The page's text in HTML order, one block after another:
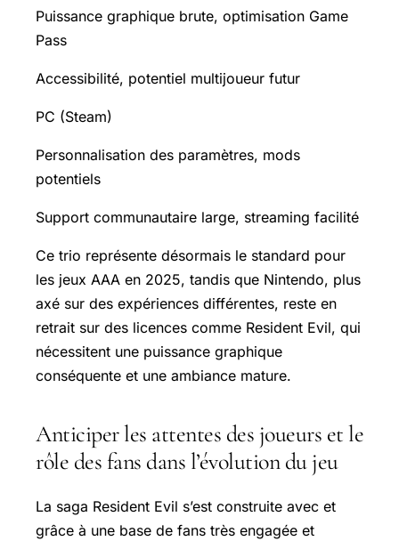
Puissance graphique brute, optimisation Game
Pass
Accessibilité, potentiel multijoueur futur
PC (Steam)
Personnalisation des paramètres, mods
potentiels
Support communautaire large, streaming facilité
Ce trio représente désormais le standard pour
les jeux AAA en 2025, tandis que Nintendo, plus
axé sur des expériences différentes, reste en
retrait sur des licences comme Resident Evil, qui
nécessitent une puissance graphique
conséquente et une ambiance mature.
Anticiper les attentes des joueurs et le
rôle des fans dans l’évolution du jeu
La saga Resident Evil s’est construite avec et
grâce à une base de fans très engagée et